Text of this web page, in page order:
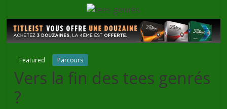
Featured Parcours
Vers la fin des tees genrés
?